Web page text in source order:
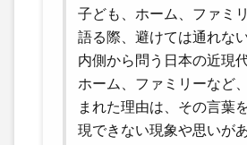
子ども、ホーム、ファミ
語る際、避けては通れな
内側から問う日本の近現
ホーム、ファミリーなど
まれた理由は、その言葉
現できない現象や思いが